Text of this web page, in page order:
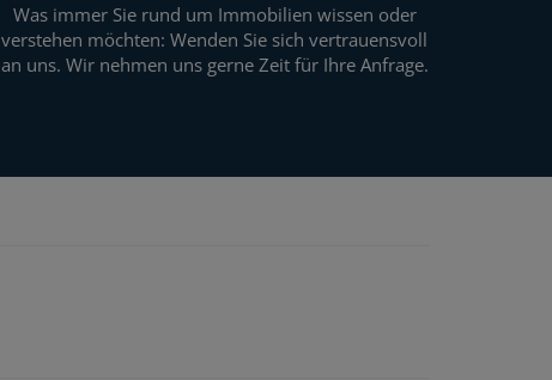
Was immer Sie rund um Immobilien wissen oder
verstehen möchten: Wenden Sie sich vertrauensvoll
an uns. Wir nehmen uns gerne Zeit für Ihre Anfrage.